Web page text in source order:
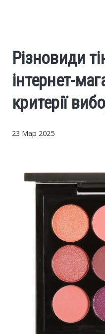
Finance
Investments
Sport
Style
Різновиди
інтернет-
критерії
23 Мар 2025